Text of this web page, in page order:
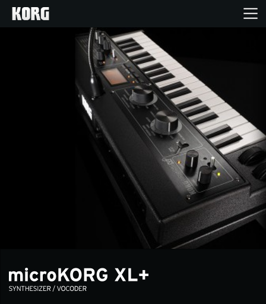
Productos
Características
Noticias